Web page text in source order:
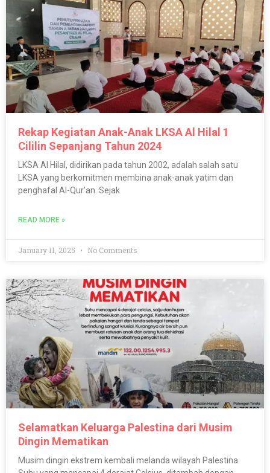
Rekap Kegiatan Anak-Anak LKSA Al Hilal 1
Cililin Sepanjang Tahun 2024
LKSA Al Hilal, didirikan pada tahun 2002, adalah salah satu
LKSA yang berkomitmen membina anak-anak yatim dan
penghafal Al-Qur’an. Sejak
READ MORE »
January 11, 2025 No Comments
Selamatkan Keluarga Palestina dari Musim
Dingin Mematikan
Musim dingin ekstrem kembali melanda wilayah Palestina.